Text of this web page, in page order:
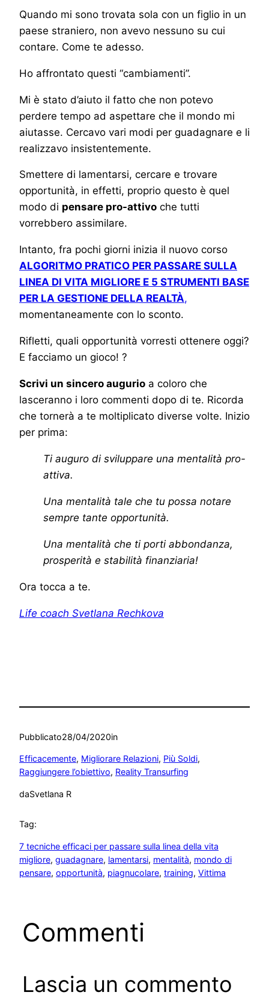
Quando mi sono trovata sola con un figlio in un
paese straniero, non avevo nessuno su cui
contare. Come te adesso.
Ho affrontato questi “cambiamenti”.
Mi è stato d’aiuto il fatto che non potevo
perdere tempo ad aspettare che il mondo mi
aiutasse. Cercavo vari modi per guadagnare e li
realizzavo insistentemente.
Smettere di lamentarsi, cercare e trovare
opportunità, in effetti, proprio questo è quel
modo di pensare pro-attivo che tutti
vorrebbero assimilare.
Intanto, fra pochi giorni inizia il nuovo corso
ALGORITMO PRATICO PER PASSARE SULLA
LINEA DI VITA MIGLIORE E 5 STRUMENTI BASE
PER LA GESTIONE DELLA REALTÀ,
momentaneamente con lo sconto.
Rifletti, quali opportunità vorresti ottenere oggi?
E facciamo un gioco! ?
Scrivi un sincero augurio a coloro che
lasceranno i loro commenti dopo di te. Ricorda
che tornerà a te moltiplicato diverse volte. Inizio
per prima:
Ti auguro di sviluppare una mentalità pro-
attiva.
Una mentalità tale che tu possa notare
sempre tante opportunità.
Una mentalità che ti porti abbondanza,
prosperità e stabilità finanziaria!
Ora tocca a te.
Life coach Svetlana Rechkova
Pubblicato28/04/2020in
Efficacemente, Migliorare Relazioni, Più Soldi
Raggiungere l’obiettivo, Reality Transurfing
daSvetlana R
Tag:
7 tecniche efficaci per passare sulla linea della vita
migliore, guadagnare, lamentarsi, mentalità, mondo di
pensare, opportunità, piagnucolare, training, Vittima
Commenti
Lascia un commento